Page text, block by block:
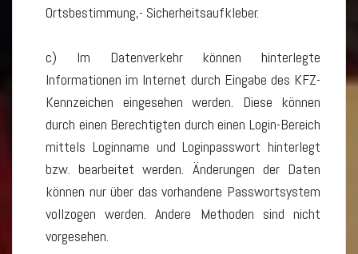
Ortsbestimmung,- Sicherheitsaufkleber.
c) Im Datenverkehr können hinterlegte
Informationen im Internet durch Eingabe des KFZ-
Kennzeichen eingesehen werden. Diese können
durch einen Berechtigten durch einen Login-Bereich
mittels Loginname und Loginpasswort hinterlegt
bzw. bearbeitet werden. Änderungen der Daten
können nur über das vorhandene Passwortsystem
vollzogen werden. Andere Methoden sind nicht
vorgesehen.